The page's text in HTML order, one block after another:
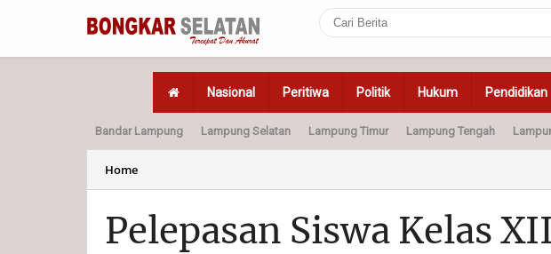
Nasional Peritiwa Politik Hukum Pendidikan
Home Politik Hukum Peristiwa
Bandar Lampung Lampung Selatan Lampung Timur Lampung Tengah
Home
Pelepasan Siswa Kelas